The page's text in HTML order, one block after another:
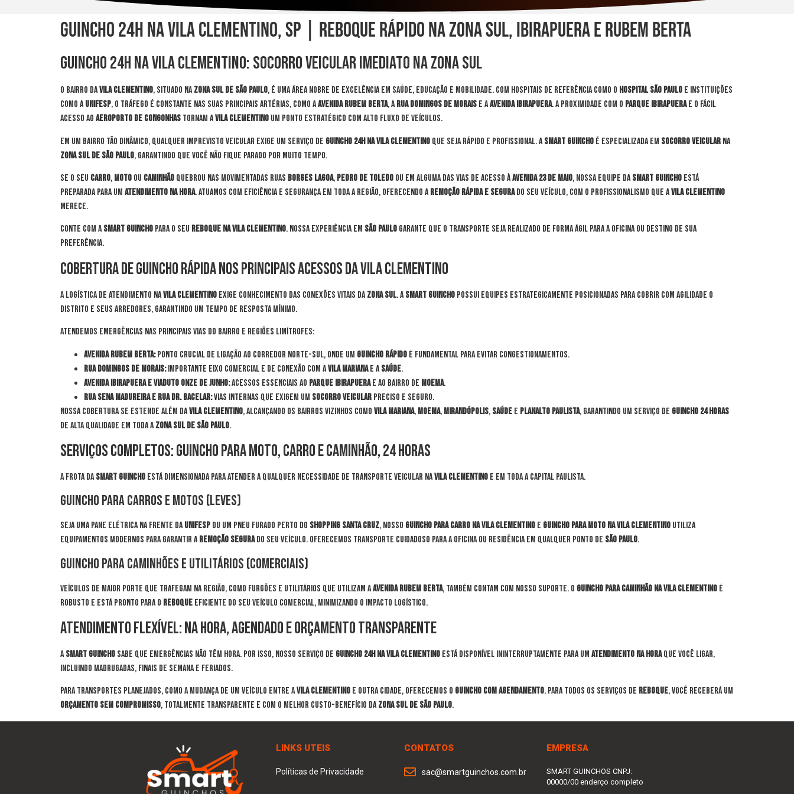
Guincho 24h na Vila Clementino, SP | Reboque Rápido na Zona Sul, Ibirapuera e Rubem Berta
Guincho 24h na Vila Clementino: Socorro Veicular Imediato na Zona Sul
O bairro daVila Clementino, situado naZona Sul de São Paulo, é uma área nobre de excelência em saúde, educação e mobilidade. Com hospitais de referência como o Hospital São Paulo e instituições
como aUNIFESP, o tráfego é constante nas suas principais artérias, como aAvenida Rubem Berta, aRua Domingos de Morais e aAvenida Ibirapuera. A proximidade com o Parque Ibirapuerae o fácil
acesso ao Aeroporto de Congonhas tornam aVila Clementino um ponto estratégico com alto fluxo de veículos.
Em um bairro tão dinâmico, qualquer imprevisto veicular exige um serviço de guincho 24h na Vila Clementino que seja rápido e profissional. ASmart Guincho é especializada em socorro veicular na
Zona Sul de São Paulo, garantindo que você não fique parado por muito tempo.
Se o seu carro, moto ou caminhão quebrou nas movimentadas ruas Borges Lagoa, Pedro de Toledo ou em alguma das vias de acesso àAvenida 23 de Maio, nossa equipe daSmart Guincho está
preparada para um atendimento na hora. Atuamos com eficiência e segurança em toda a região, oferecendo aremoção rápida e segurado seu veículo, com o profissionalismo que aVila Clementino
merece.
Conte com aSmart Guincho para o seu reboque na Vila Clementino. Nossa experiência em São Paulo garante que o transporte seja realizado de forma ágil para a oficina ou destino de sua
preferência.
Cobertura de Guincho Rápida nos Principais Acessos da Vila Clementino
A logística de atendimento naVila Clementino exige conhecimento das conexões vitais daZona Sul. ASmart Guincho possui equipes estrategicamente posicionadas para cobrir com agilidade o
distrito e seus arredores, garantindo um tempo de resposta mínimo.
Atendemos emergências nas principais vias do bairro e regiões limítrofes:
Avenida Rubem Berta:Ponto crucial de ligação ao Corredor Norte-Sul, onde um guincho rápido é fundamental para evitar congestionamentos.
Rua Domingos de Morais:Importante eixo comercial e de conexão com aVila Marianae aSaúde.
Avenida Ibirapuera e Viaduto Onze de Junho:Acessos essenciais ao Parque Ibirapuerae ao bairro de Moema.
Rua Sena Madureira e Rua Dr. Bacelar:Vias internas que exigem um socorro veicular preciso e seguro.
Nossa cobertura se estende além daVila Clementino, alcançando os bairros vizinhos como Vila Mariana, Moema, Mirandópolis, Saúde e Planalto Paulista, garantindo um serviço de guincho 24 horas
de alta qualidade em toda aZona Sul de São Paulo.
Serviços Completos: Guincho para Moto, Carro e Caminhão, 24 Horas
A frota daSmart Guincho está dimensionada para atender a qualquer necessidade de transporte veicular naVila Clementino e em toda a capital paulista.
Guincho para Carros e Motos (Leves)
Seja uma pane elétrica na frente daUNIFESP ou um pneu furado perto do Shopping Santa Cruz, nosso guincho para carro na Vila Clementino e guincho para moto na Vila Clementino utiliza
equipamentos modernos para garantir aremoção segurado seu veículo. Oferecemos transporte cuidadoso para a oficina ou residência em qualquer ponto de São Paulo.
Guincho para Caminhões e Utilitários (Comerciais)
Veículos de maior porte que trafegam na região, como furgões e utilitários que utilizam aAvenida Rubem Berta, também contam com nosso suporte. O guincho para caminhão na Vila Clementino é
robusto e está pronto para o reboque eficiente do seu veículo comercial, minimizando o impacto logístico.
Atendimento Flexível: Na Hora, Agendado e Orçamento Transparente
ASmart Guincho sabe que emergências não têm hora. Por isso, nosso serviço de guincho 24h na Vila Clementino está disponível ininterruptamente para um atendimento na horaque você ligar,
incluindo madrugadas, finais de semana e feriados.
Para transportes planejados, como a mudança de um veículo entre aVila Clementino e outra cidade, oferecemos o guincho com agendamento. Para todos os serviços de reboque, você receberá um
orçamento sem compromisso, totalmente transparente e com o melhor custo-benefício daZona Sul de São Paulo.
LINKS UTEIS
Políticas de Privacidade
CONTATOS
sac@smartguinchos.com.br
EMPRESA
SMART GUINCHOS CNPJ:
00000/00 enderço completo